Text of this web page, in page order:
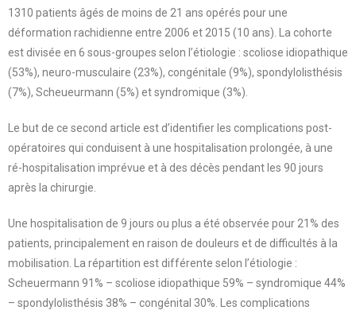
1310 patients âgés de moins de 21 ans opérés pour une
déformation rachidienne entre 2006 et 2015 (10 ans). La cohorte
est divisée en 6 sous-groupes selon l’étiologie : scoliose idiopathique
(53%), neuro-musculaire (23%), congénitale (9%), spondylolisthésis
(7%), Scheueurmann (5%) et syndromique (3%).
Le but de ce second article est d’identifier les complications post-
opératoires qui conduisent à une hospitalisation prolongée, à une
ré-hospitalisation imprévue et à des décès pendant les 90 jours
après la chirurgie.
Une hospitalisation de 9 jours ou plus a été observée pour 21% des
patients, principalement en raison de douleurs et de difficultés à la
mobilisation. La répartition est différente selon l’étiologie :
Scheuermann 91% – scoliose idiopathique 59% – syndromique 44%
– spondylolisthésis 38% – congénital 30%. Les complications